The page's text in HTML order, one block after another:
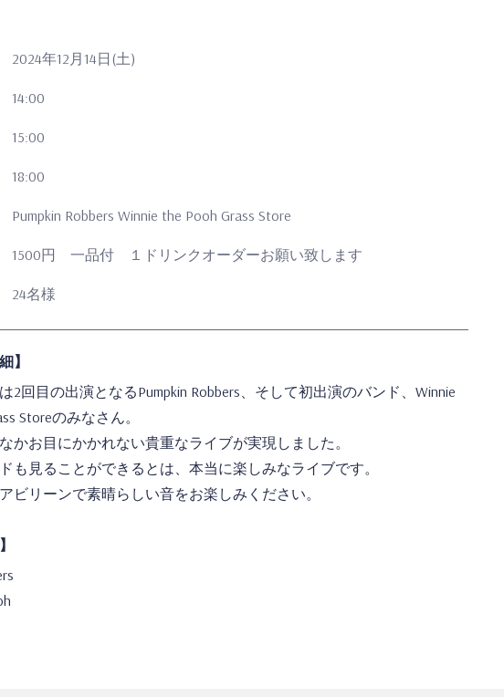
2024年12月14日(土)
14:00
15:00
18:00
Pumpkin Robbers Winnie the Pooh Grass Store
1500円 一品付 １ドリンクオーダーお願い致します
24名様
】
2回目の出演となるPumpkin Robbers、そして初出演のバンド、Winnie
Storeのみなさん。
かお目にかかれない貴重なライブが実現しました。
も見ることができるとは、本当に楽しみなライブです。
ビリーンで素晴らしい音をお楽しみください。